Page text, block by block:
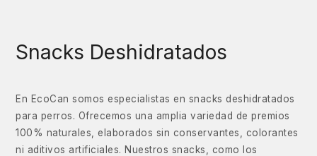
Snacks Deshidratados
En EcoCan somos especialistas en snacks deshidratados
para perros. Ofrecemos una amplia variedad de premios
100% naturales, elaborados sin conservantes, colorantes
ni aditivos artificiales. Nuestros snacks, como los